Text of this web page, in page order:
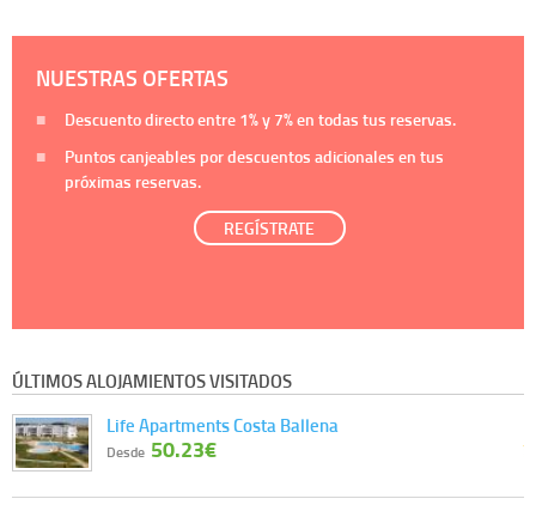
NUESTRAS OFERTAS
Descuento directo entre 1%y 7%en todas tus reservas.
Puntos canjeables por descuentos adicionales en tus
próximas reservas.
REGÍSTRATE
ÚLTIMOS ALOJAMIENTOS VISITADOS
Life Apartments Costa Ballena
Desde 50.23€